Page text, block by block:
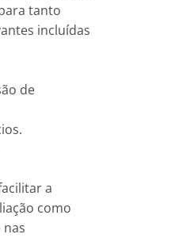
tanto
incluídas
de
a
como